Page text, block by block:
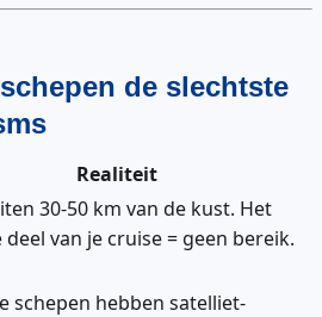
de slechtste
Realiteit
30-50 km van de kust. Het
van je cruise = geen bereik.
schepen hebben satelliet-